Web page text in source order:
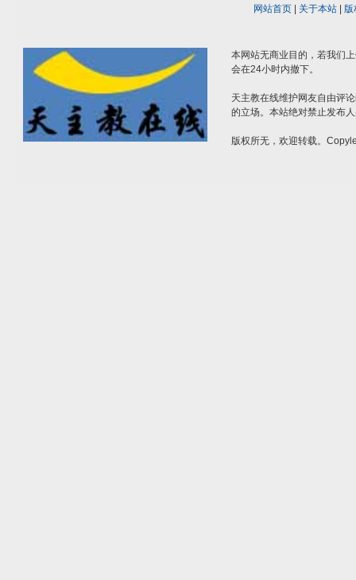
网站首页| 关于本站| 版
本网站无商业目的，若我们
会在24小时内撤下。
天主教在线维护网友自由评
的立场。本站绝对禁止发布
版权所无，欢迎转载。